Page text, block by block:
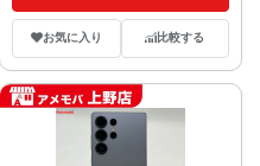
お気に入り 比較する